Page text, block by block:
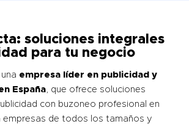
soluciones integrales
para tu negocio
empresa líder en publicidad y
España , que ofrece soluciones
con buzoneo profesional en
empresas de todos los tamaños y